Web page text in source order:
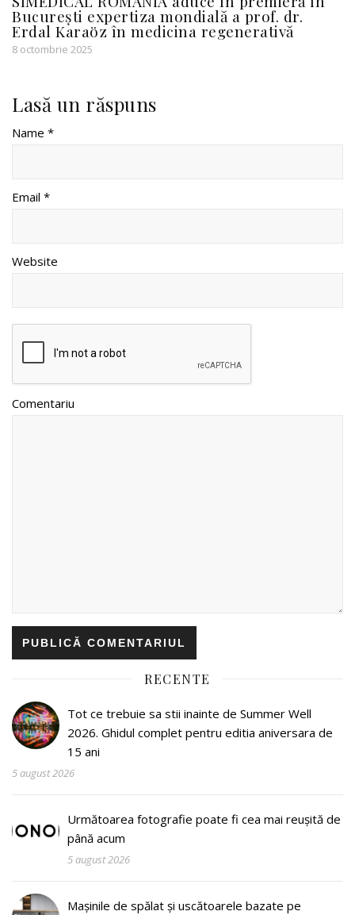
București expertiza mondială a prof. dr.
Erdal Karaöz în medicina regenerativă
8 octombrie 2025
Lasă un răspuns
Name *
Email *
Website
Comentariu
RECENTE
Tot ce trebuie sa stii inainte de Summer Well
2026. Ghidul complet pentru editia aniversara de
15 ani
5 august 2026
Următoarea fotografie poate fi cea mai reușită de
până acum
5 august 2026
Mașinile de spălat și uscătoarele bazate pe